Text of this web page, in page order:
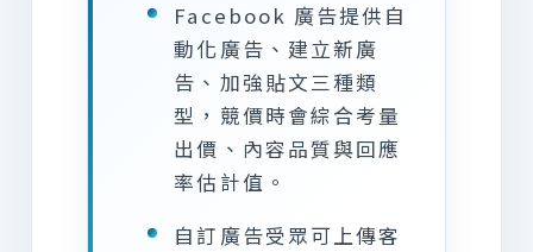
Facebook 廣告提供自
動化廣告、建立新廣
告、加強貼文三種類
型，競價時會綜合考量
出價、內容品質與回應
率估計值。
自訂廣告受眾可上傳客